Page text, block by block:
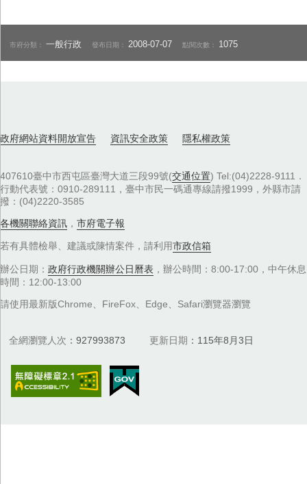
市府分類：一般行政 發布日期： 2008-07-07 點閱次數： 1075
政府網站資料開放宣告 資訊安全政策 隱私權政策
407610臺中市西屯區臺灣大道三段99號(交通位置) Tel:(04)2228-9111．
行動代表號：0910-289111，臺中市民一碼通專線請撥1999，外縣市請
撥：(04)2220-3585
各機關聯絡資訊 ， 市府電子報
若有具體檢舉、建議或陳情案件，請利用市政信箱
辦公日期： 政府行政機關辦公日曆表 ，辦公時間：8:00-17:00，中午休息
時間：12:00-13:00
請使用最新版Chrome、FireFox、Edge、Safari瀏覽器瀏覽
全網瀏覽人次 927993873 更新日期 115年8月3日